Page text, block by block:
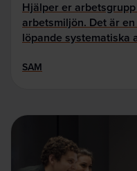
Hjälper er
arbetsmiljön. Det är
löpande systematiska
SAM